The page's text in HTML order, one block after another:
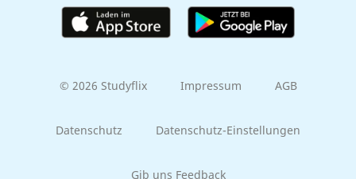
© 2026 Studyflix Impressum AGB
Datenschutz Datenschutz-Einstellungen
Gib uns Feedback